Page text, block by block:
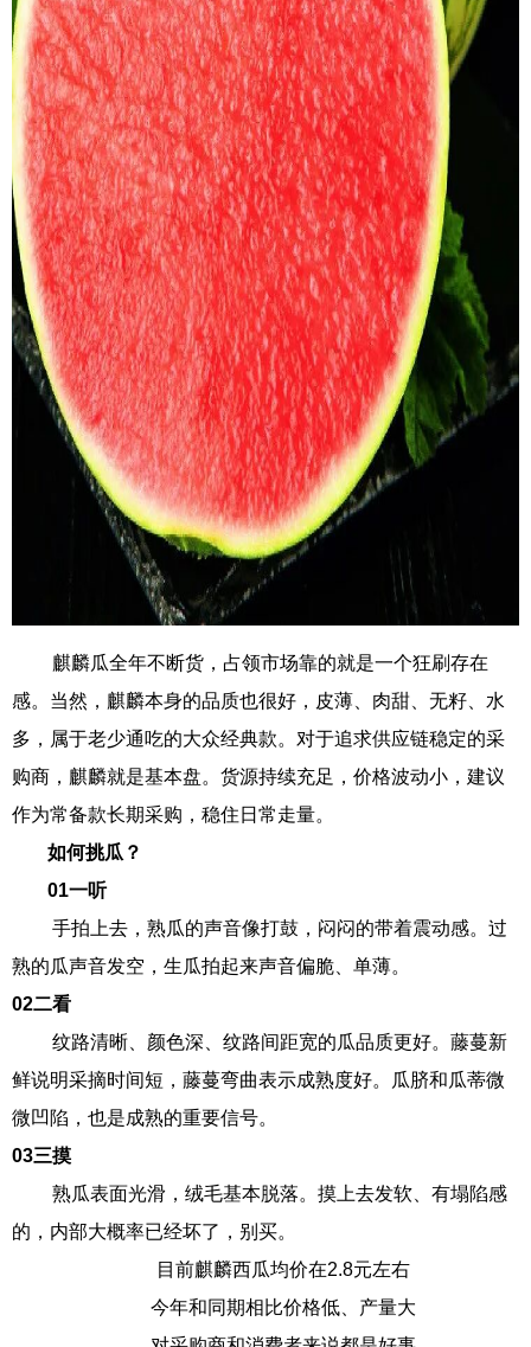
麒麟瓜全年不断货，占领市场靠的就是一个狂刷存在
感。当然，麒麟本身的品质也很好，皮薄、肉甜、无籽、水
多，属于老少通吃的大众经典款。对于追求供应链稳定的采
购商，麒麟就是基本盘。货源持续充足，价格波动小，建议
作为常备款长期采购，稳住日常走量。
如何挑瓜？
01一听
手拍上去，熟瓜的声音像打鼓，闷闷的带着震动感。过
熟的瓜声音发空，生瓜拍起来声音偏脆、单薄。
02二看
纹路清晰、颜色深、纹路间距宽的瓜品质更好。藤蔓新
鲜说明采摘时间短，藤蔓弯曲表示成熟度好。瓜脐和瓜蒂微
微凹陷，也是成熟的重要信号。
03三摸
熟瓜表面光滑，绒毛基本脱落。摸上去发软、有塌陷感
的，内部大概率已经坏了，别买。
目前麒麟西瓜均价在2.8元左右
今年和同期相比价格低、产量大